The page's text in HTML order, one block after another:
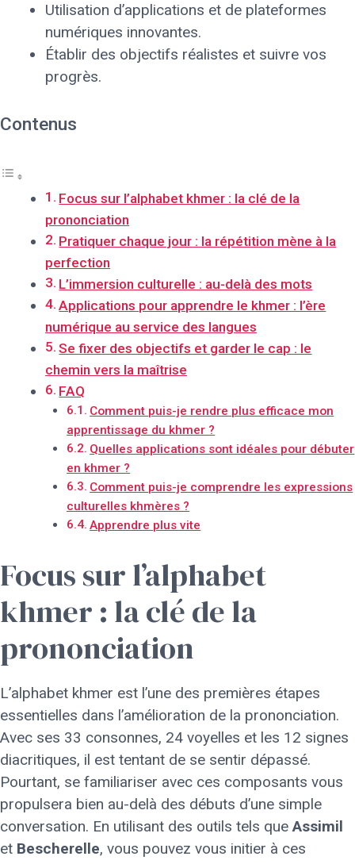
Utilisation d’applications et de plateformes
numériques innovantes.
Établir des objectifs réalistes et suivre vos
progrès.
Contenus
Focus sur l’alphabet khmer : la clé de la
prononciation
Pratiquer chaque jour : la répétition mène à la
perfection
L’immersion culturelle : au-delà des mots
Applications pour apprendre le khmer : l’ère
numérique au service des langues
Se fixer des objectifs et garder le cap : le
chemin vers la maîtrise
FAQ
Comment puis-je rendre plus efficace mon
apprentissage du khmer ?
Quelles applications sont idéales pour débuter
en khmer ?
Comment puis-je comprendre les expressions
culturelles khmères ?
Apprendre plus vite
Focus sur l’alphabet
khmer : la clé de la
prononciation
L’alphabet khmer est l’une des premières étapes
essentielles dans l’amélioration de la prononciation.
Avec ses 33 consonnes, 24 voyelles et les 12 signes
diacritiques, il est tentant de se sentir dépassé.
Pourtant, se familiariser avec ces composants vous
propulsera bien au-delà des débuts d’une simple
conversation. En utilisant des outils tels queAssimil
et Bescherelle, vous pouvez vous initier à ces